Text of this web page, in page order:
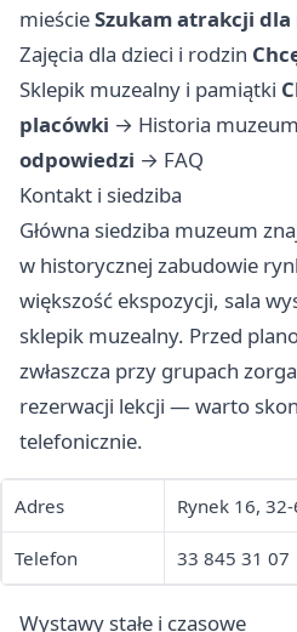
mieścieSzukam atrakcji dla
Zajęcia dla dzieci i rodzin
Sklepik muzealny i pamiątki
placówki → Historia muzeum
odpowiedzi → FAQ
Kontakt i siedziba
Główna siedziba muzeum
w historycznej zabudowie
większość ekspozycji, sala
sklepik muzealny. Przed
zwłaszcza przy grupach
rezerwacji lekcji — warto
telefonicznie.
Adres Rynek 16,
Telefon 33 845 31 07
Wystawy stałe i czasowe